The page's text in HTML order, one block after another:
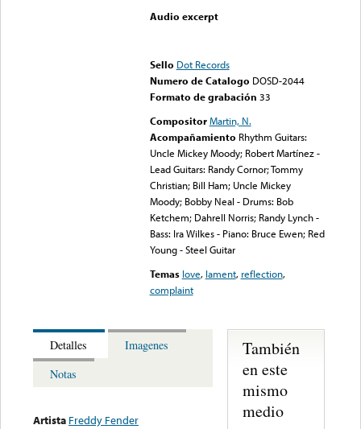
Audio excerpt
Sello Dot Records
Numero de Catalogo DOSD-2044
Formato de grabación 33
Compositor Martin, N.
Acompañamiento Rhythm Guitars:
Uncle Mickey Moody; Robert Martínez -
Lead Guitars: Randy Cornor; Tommy
Christian; Bill Ham; Uncle Mickey
Moody; Bobby Neal - Drums: Bob
Ketchem; Dahrell Norris; Randy Lynch -
Bass: Ira Wilkes - Piano: Bruce Ewen; Red
Young - Steel Guitar
Temas love, lament, reflection,
complaint
Detalles
Imagenes
Notas
Artista Freddy Fender
También
en este
mismo
medio